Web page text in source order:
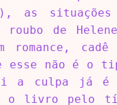
as situações
de
romance, cadê
esse não é o
a culpa já é
o livro pelo